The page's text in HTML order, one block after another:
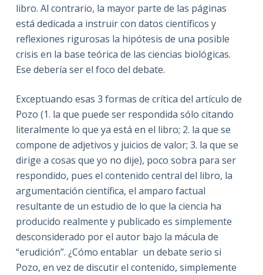
libro. Al contrario, la mayor parte de las páginas
está dedicada a instruir con datos científicos y
reflexiones rigurosas la hipótesis de una posible
crisis en la base teórica de las ciencias biológicas.
Ese debería ser el foco del debate.
Exceptuando esas 3 formas de crítica del artículo de
Pozo (1. la que puede ser respondida sólo citando
literalmente lo que ya está en el libro; 2. la que se
compone de adjetivos y juicios de valor; 3. la que se
dirige a cosas que yo no dije), poco sobra para ser
respondido, pues el contenido central del libro, la
argumentación científica, el amparo factual
resultante de un estudio de lo que la ciencia ha
producido realmente y publicado es simplemente
desconsiderado por el autor bajo la mácula de
“erudición”. ¿Cómo entablar un debate serio si
Pozo, en vez de discutir el contenido, simplemente